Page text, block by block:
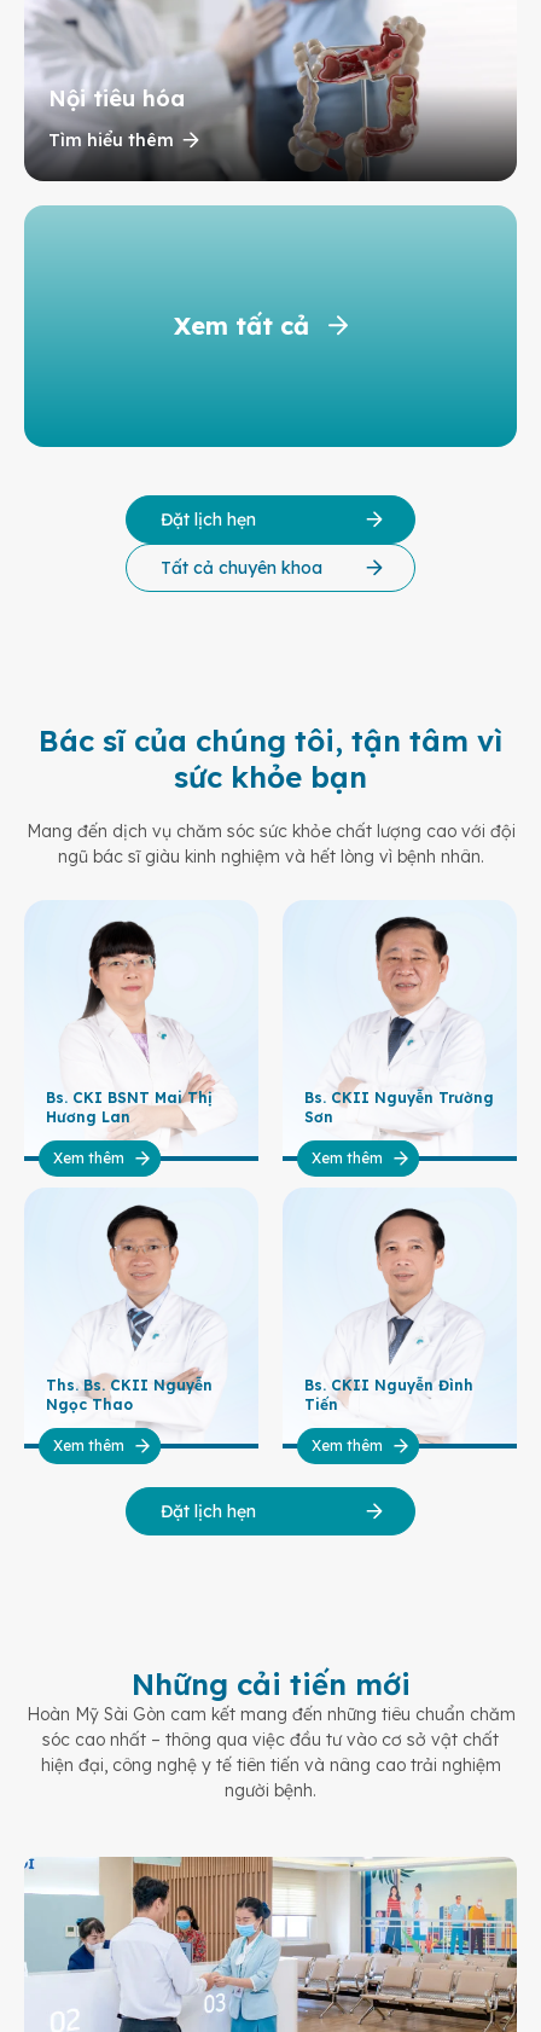
Nội tiêu hóa
Tìm hiểu thêm
Xem tất cả
Đặt lịch hẹn
Tất cả chuyên khoa
Bác sĩ của chúng tôi, tận tâm vì
sức khỏe bạn
Mang đến dịch vụ chăm sóc sức khỏe chất lượng cao với đội
ngũ bác sĩ giàu kinh nghiệm và hết lòng vì bệnh nhân.
Bs. CKI BSNT Mai Thị
Hương Lan
Xem thêm
Ths. Bs. CKII Nguyễn
Ngọc Thao
Xem thêm
Bs. CKII Nguyễn Trường
Sơn
Xem thêm
Bs. CKII Nguyễn Đình
Tiến
Xem thêm
Đặt lịch hẹn
Những cải tiến mới
Hoàn Mỹ Sài Gòn cam kết mang đến những tiêu chuẩn chăm
sóc cao nhất – thông qua việc đầu tư vào cơ sở vật chất
hiện đại, công nghệ y tế tiên tiến và nâng cao trải nghiệm
người bệnh.